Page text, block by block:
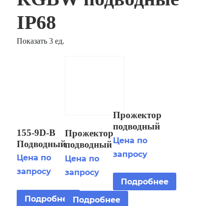
IP68
Показать 3 ед.
155-9D-В
Подводный
сверхмощный
светодиодный
фонарь RGB,
9W из
нержавеющей
Цена по
запросу
Подробнее
Прожектор
подводный
светодиодный
IP68 DC24V
RGBW
Цена по
запросу
Подробнее
Прожектор
подводный
светодиодный
IP68 DC24V
RGBW
Цена по
запросу
Подробнее